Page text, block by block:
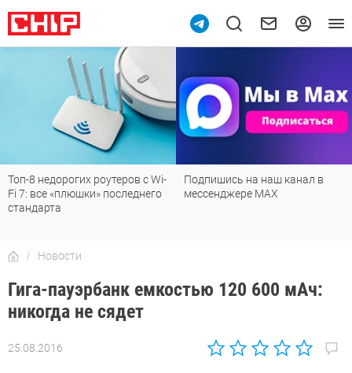
Топ-8 недорогих роутеров с Wi-
Fi 7: все «плюшки» последнего
стандарта
Подпишись на наш канал в
мессенджере МАХ
Новости
Гига-пауэрбанк емкостью 120 600 мАч:
никогда не сядет
25.08.2016
Автор: